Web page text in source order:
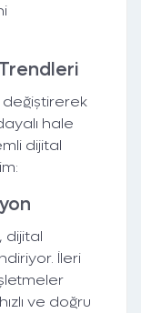
hale
dijital
dijital
İleri
ve doğru